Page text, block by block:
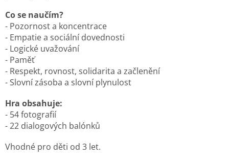
Co se naučím?
- Pozornost a koncentrace
- Empatie a sociální dovednosti
- Logické uvažování
- Paměť
- Respekt, rovnost, solidarita a začlenění
- Slovní zásoba a slovní plynulost
Hra obsahuje:
- 54 fotografií
- 22 dialogových balónků
Vhodné pro děti od 3 let.